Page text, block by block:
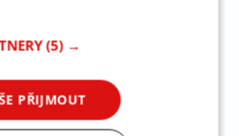
vyřídíme většinu formalit
poškozený vůz
vyřídíme my – od
vozidla až
(5) →
PŘIJMOUT